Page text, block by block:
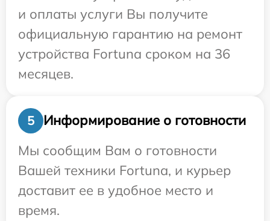
и оплаты услуги Вы получите
официальную гарантию на ремонт
устройства Fortuna сроком на 36
месяцев.
5
Информирование о готовности
Мы сообщим Вам о готовности
Вашей техники Fortuna, и курьер
доставит ее в удобное место и
время.